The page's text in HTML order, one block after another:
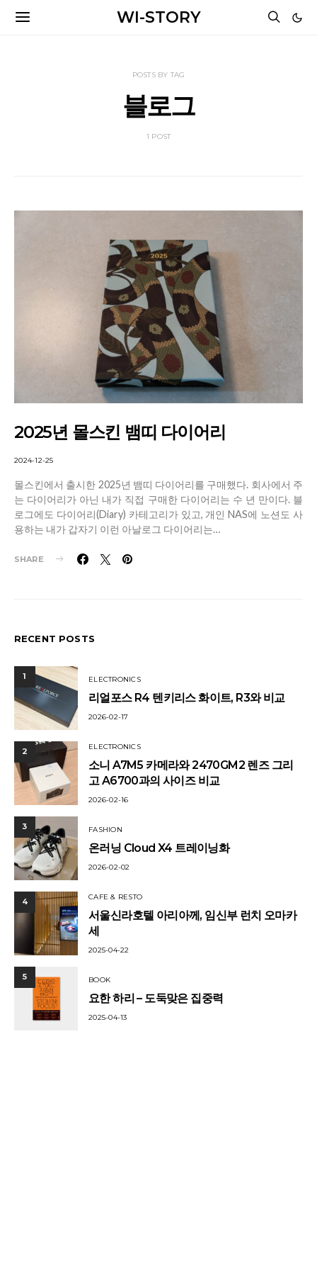
WI-STORY
POSTS BY TAG
블로그
1 POST
2025년 몰스킨 뱀띠 다이어리
2024-12-25
몰스킨에서 출시한 2025년 뱀띠 다이어리를 구매했다. 회사에서 주
는 다이어리가 아닌 내가 직접 구매한 다이어리는 수 년 만이다. 블
로그에도 다이어리(Diary) 카테고리가 있고, 개인 NAS에 노션도 사
용하는 내가 갑자기 이런 아날로그 다이어리는…
SHARE
RECENT POSTS
1 ELECTRONICS
리얼포스 R4 텐키리스 화이트, R3와 비교
2026-02-17
2 ELECTRONICS
소니 A7M5 카메라와 2470GM2 렌즈 그리
고 A6700과의 사이즈 비교
2026-02-16
3 FASHION
온러닝 Cloud X4 트레이닝화
2026-02-02
4 CAFE & RESTO
서울신라호텔 아리아께, 임신부 런치 오마카
세
2025-04-22
5 BOOK
요한 하리 – 도둑맞은 집중력
2025-04-13